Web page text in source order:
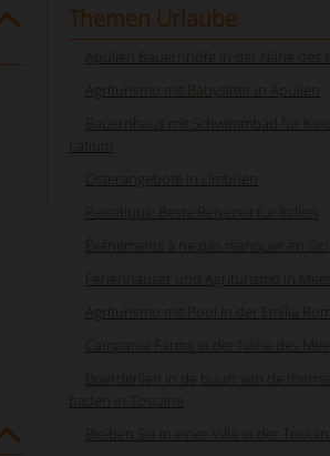
Themen Urlaube
Apulien Bauernhöfe in der Nähe des
Agriturismo mit Babysitter in Apulien
Bauernhaus mit Schwimmbad für
Latium
Osterangebote in Umbrien
Reisetipps: Beste Reisezeit für Italien
Événements à ne pas manquer en
Ferienhäuser und Agriturismo in
Agriturismo mit Pool in der Emilia
Campania Farms in der Nähe des
Boerderijen in de buurt van de
baden in Toscane
Bleiben Sie in einer Villa in der